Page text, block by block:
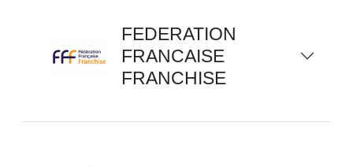
FEDERATION
FRANCAISE
FRANCHISE